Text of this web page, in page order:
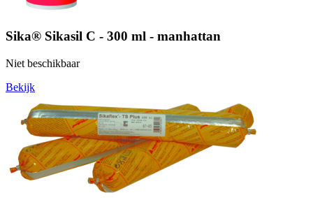
Sika® Sikasil C - 300 ml - manhattan
Niet beschikbaar
Bekijk